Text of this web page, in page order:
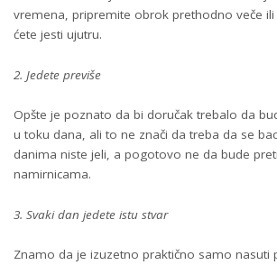
vremena, pripremite obrok prethodno veče
ćete jesti ujutru.
2. Jedete previše
Opšte je poznato da bi doručak trebalo da
u toku dana, ali to ne znači da treba da se
danima niste jeli, a pogotovo ne da bude
namirnicama.
3. Svaki dan jedete istu stvar
Znamo da je izuzetno praktično samo nasuti